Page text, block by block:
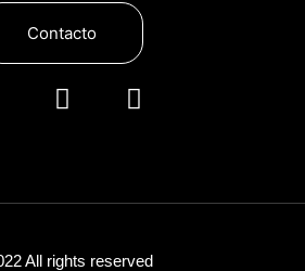
Contacto
All rights reserved